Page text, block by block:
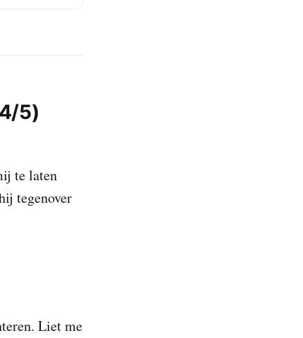
5)
te laten
tegenover
Liet me